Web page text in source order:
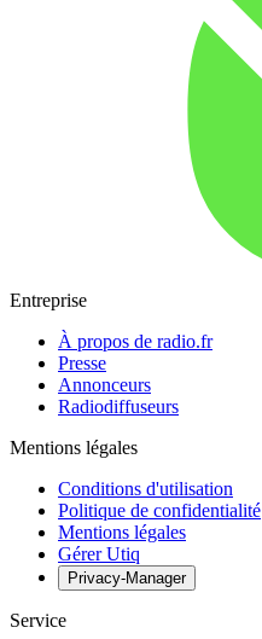
Entreprise
À propos de radio.fr
Presse
Annonceurs
Radiodiffuseurs
Mentions légales
Conditions d'utilisation
Politique de confidentialité
Mentions légales
Gérer Utiq
Privacy-Manager
Service